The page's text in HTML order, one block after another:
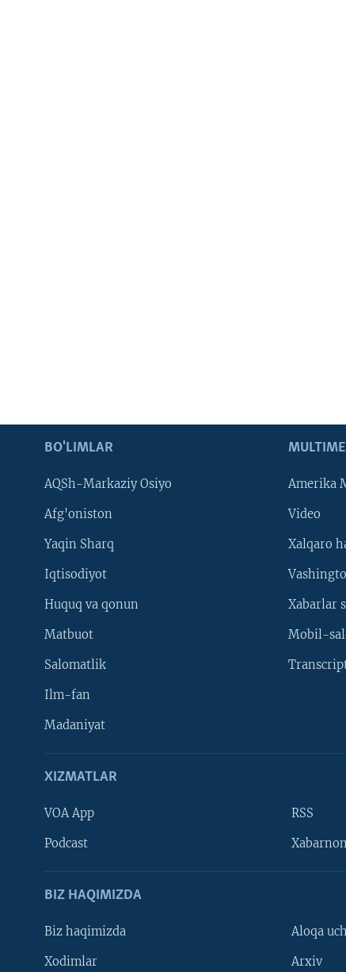
VOA
BO'LIMLAR
AQSh-Markaziy Osiyo
Afg'oniston
Yaqin Sharq
Iqtisodiyot
Huquq va qonun
Matbuot
Salomatlik
Ilm-fan
Madaniyat
Amerika
Video
Xalqaro
Xabarlar
Mobil-
XIZMATLAR
VOA App
Podcast
RSS
BIZ HAQIMIZDA
Biz haqimizda
Xodimlar
Aloqa
Arxiv